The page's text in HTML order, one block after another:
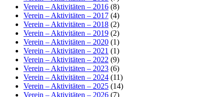
Verein – Aktivitäten – 2016 (8)
Verein – Aktivitäten – 2017 (4)
Verein – Aktivitäten – 2018 (2)
Verein – Aktivitäten – 2019 (2)
Verein – Aktivitäten – 2020 (1)
Verein – Aktivitäten – 2021 (1)
Verein – Aktivitäten – 2022 (9)
Verein – Aktivitäten – 2023 (6)
Verein – Aktivitäten – 2024 (11)
Verein – Aktivitäten – 2025 (14)
Verein – Aktivitäten – 2026 (7)